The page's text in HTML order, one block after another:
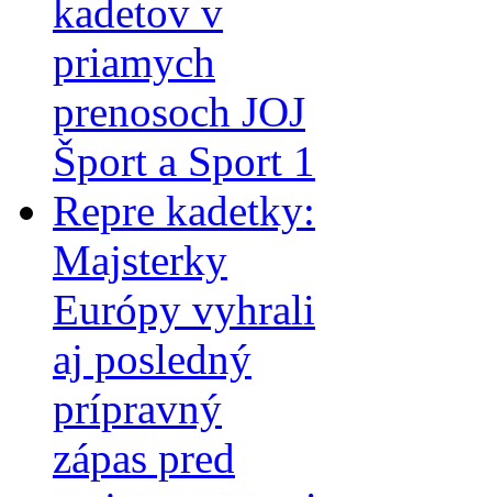
kadetov v
priamych
prenosoch JOJ
Šport a Sport 1
Repre kadetky:
Majsterky
Európy vyhrali
aj posledný
prípravný
zápas pred